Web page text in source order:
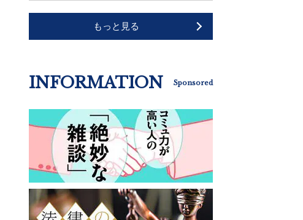
もっと見る
INFORMATION Sponsored